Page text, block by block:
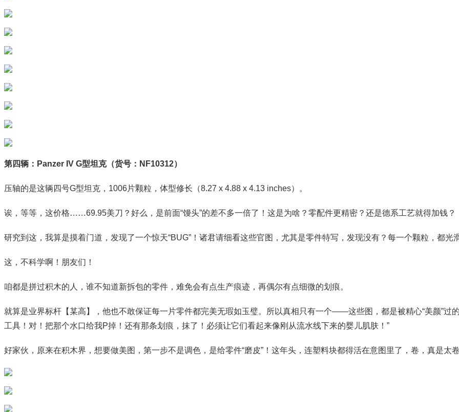
第四辆：Panzer IV G型坦克（货号：NF10312）
压轴的是这辆四号G型坦克，1006片颗粒，体型修长（8.27 x 4.88 x 4.13 inches）。
诶，等等，这价格……69.95美刀？好么，是前面“馒头”的差不多一倍了！这是为啥？零配件更精密？还是德系工艺就得加钱？
研究到这，我算是摸着门道，发现了一个惊天“BUG”！诸君请细看这些官图，尤其是零件特写，发现没有？每一个颗粒，都
这，不科学啊！朋友们！
咱都是拼过积木的人，谁不知道新拆包的零件，难免会有点生产痕迹，再偶尔有点细微的划痕。
就算是业界标杆【某高】，他也不敢保证每一片零件都完美无瑕如玉璧。所以真相只有一个——这些图，都是被精心“美颜”过
工具！对！把那个水口给我P掉！还有那条划痕，抹了！必须让它们看起来像刚从流水线下来的婴儿肌肤！”
好家伙，原来在积木界，想要做美图，第一步不是调色，是给零件“磨皮”！这年头，连塑料块都得活在意图里了，卷，真是太